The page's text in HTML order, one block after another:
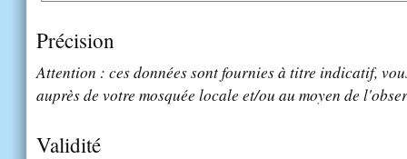
Précision
Attention : ces données sont fournies à titre indicatif,
auprès de votre mosquée locale et/ou au moyen de
Validité